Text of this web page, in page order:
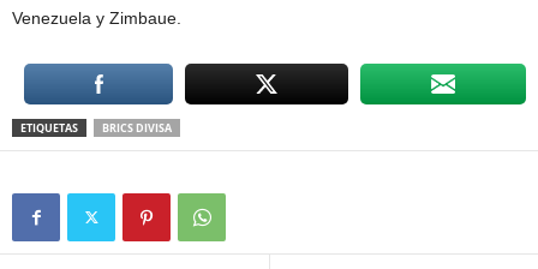
Venezuela y Zimbaue.
ETIQUETAS BRICS DIVISA